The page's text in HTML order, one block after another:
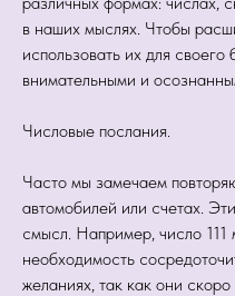
в наших мыслях. Чтобы
использовать их для
внимательными и
Числовые послания.
Часто мы замечаем
автомобилей или счетах.
смысл. Например, число 111
необходимость
желаниях, так как они